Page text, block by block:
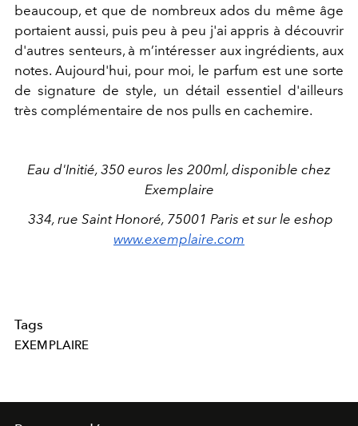
beaucoup, et que de nombreux ados du même âge
portaient aussi, puis peu à peu j'ai appris à découvrir
d'autres senteurs, à m’intéresser aux ingrédients, aux
notes. Aujourd'hui, pour moi, le parfum est une sorte
de signature de style, un détail essentiel d'ailleurs
très complémentaire de nos pulls en cachemire.
Eau d'Initié, 350 euros les 200ml, disponible chez
Exemplaire
334, rue Saint Honoré, 75001 Paris et sur le eshop
www.exemplaire.com
Tags
EXEMPLAIRE